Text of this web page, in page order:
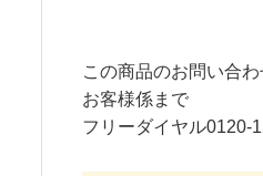
この商品のお問い合
お客様係まで
フリーダイヤル0120-